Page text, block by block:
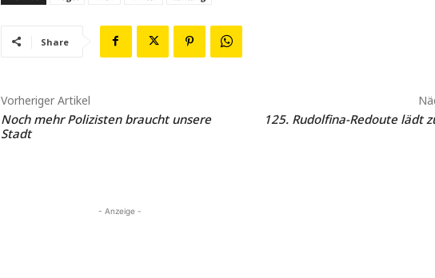
Share
Vorheriger Artikel
Noch mehr Polizisten braucht unsere
Stadt
125. Rudolfina-Redoute lädt
- Anzeige -